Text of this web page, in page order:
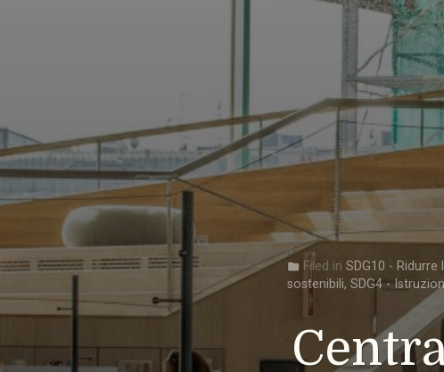
folder Filed in SDG10 - Ridurre
sostenibili, SDG4 -